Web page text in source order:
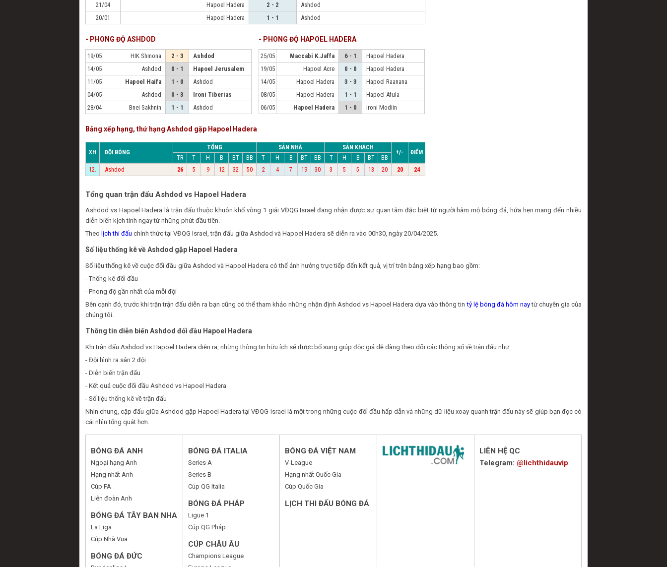
21/04
Hapoel Hadera 2 - 2
Ashdod
20/01
Hapoel Hadera 1 - 1 Ashdod
- PHONG ĐỘ ASHDOD
19/05 HIK Shmona 2 - 3
Ashdod
14/05
Ashdod 0 - 1
Hapoel Jerusalem
11/05
Hapoel Haifa 1 - 0
Ashdod
04/05
Ashdod 0 - 3
Ironi Tiberias
28/04
Bnei Sakhnin 1 - 1 Ashdod
- PHONG ĐỘ HAPOEL HADERA
25/05 Maccabi K.Jaffa 6 - 1
Hapoel Hadera
19/05
Hapoel Acre 0 - 0
Hapoel Hadera
14/05
Hapoel Hadera 3 - 3
Hapoel Raanana
08/05
Hapoel Hadera 1 - 1
Hapoel Afula
06/05
Hapoel Hadera 1 - 0 Ironi Modiin
Bảng xếp hạng, thứ hạng Ashdod gặp Hapoel Hadera
XH ĐỘI BÓNG
TỔNG SÂN NHÀ SÂN KHÁCH
+/- ĐIỂM
TR T H B BT BB T H B BT BB T H B BT
BB
12.
Ashdod 26 5 9 12 32 50 2 4 7 19 30 3 5 5 13 20 20 24
Tổng quan trận đấu Ashdod vs Hapoel Hadera
Ashdod vs Hapoel Hadera là trận đấu thuộc khuôn khổ vòng 1 giải VĐQG Israel đang nhận được sự quan tâm đặc biệt từ người hâm mộ bóng đá, hứa hẹn mang đến nhiều
diễn biến kịch tính ngay từ những phút đầu tiên.
Theo lịch thi đấu chính thức tại VĐQG Israel, trận đấu giữa Ashdod và Hapoel Hadera sẽ diễn ra vào 00h30, ngày 20/04/2025.
Số liệu thống kê về Ashdod gặp Hapoel Hadera
Số liệu thống kê về cuộc đối đầu giữa Ashdod và Hapoel Hadera có thể ảnh hưởng trực tiếp đến kết quả, vị trí trên bảng xếp hạng bao gồm:
- Thống kê đối đầu
- Phong độ gần nhất của mỗi đội
Bên cạnh đó, trước khi trận trận đấu diễn ra bạn cũng có thể tham khảo những nhận định Ashdod vs Hapoel Hadera dựa vào thông tintỷ lệ bóng đá hôm naytừ chuyên gia của
chúng tôi.
Thông tin diễn biến Ashdod đối đầu Hapoel Hadera
Khi trận đấu Ashdod vs Hapoel Hadera diễn ra, những thông tin hữu ích sẽ được bổ sung giúp độc giả dễ dàng theo dõi các thông số về trận đấu như:
- Đội hình ra sân 2 đội
- Diễn biến trận đấu
- Kết quả cuộc đối đầu Ashdod vs Hapoel Hadera
- Số liệu thống kê về trận đấu
Nhìn chung, cặp đấu giữa Ashdod gặp Hapoel Hadera tại VĐQG Israel là một trong những cuộc đối đầu hấp dẫn và những dữ liệu xoay quanh trận đấu này sẽ giúp bạn đọc có
cái nhìn tổng quát hơn.
BÓNG ĐÁ ANH
Ngoại hạng Anh
Hạng nhất Anh
Cúp FA
Liên đoàn Anh
BÓNG ĐÁ TÂY BAN NHA
La Liga
Cúp Nhà Vua
BÓNG ĐÁ ĐỨC
BÓNG ĐÁ ITALIA
Series A
Series B
Cúp QG Italia
BÓNG ĐÁ PHÁP
Ligue 1
Cúp QG Pháp
CÚP CHÂU ÂU
Champions League
BÓNG ĐÁ VIỆT NAM
V-League
Hạng nhất Quốc Gia
Cúp Quốc Gia
LỊCH THI ĐẤU BÓNG ĐÁ
LIÊN HỆ QC
Telegram: @lichthidauvip